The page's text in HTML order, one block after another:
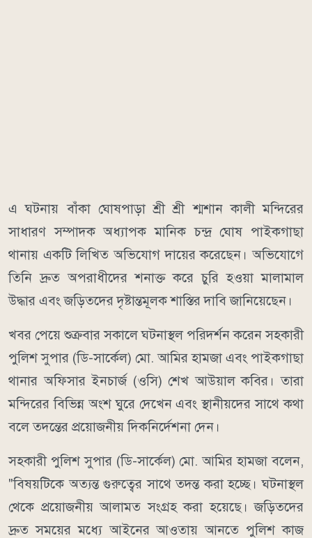
এ ঘটনায় বাঁকা ঘোষপাড়া শ্রী শ্রী শ্মশান কালী মন্দিরের
সাধারণ সম্পাদক অধ্যাপক মানিক চন্দ্র ঘোষ পাইকগাছা
থানায় একটি লিখিত অভিযোগ দায়ের করেছেন। অভিযোগে
তিনি দ্রুত অপরাধীদের শনাক্ত করে চুরি হওয়া মালামাল
উদ্ধার এবং জড়িতদের দৃষ্টান্তমূলক শাস্তির দাবি জানিয়েছেন।
খবর পেয়ে শুক্রবার সকালে ঘটনাস্থল পরিদর্শন করেন সহকারী
পুলিশ সুপার (ডি-সার্কেল) মো. আমির হামজা এবং পাইকগাছা
থানার অফিসার ইনচার্জ (ওসি) শেখ আউয়াল কবির। তারা
মন্দিরের বিভিন্ন অংশ ঘুরে দেখেন এবং স্থানীয়দের সাথে কথা
বলে তদন্তের প্রয়োজনীয় দিকনির্দেশনা দেন।
সহকারী পুলিশ সুপার (ডি-সার্কেল) মো. আমির হামজা বলেন,
"বিষয়টিকে অত্যন্ত গুরুত্বের সাথে তদন্ত করা হচ্ছে। ঘটনাস্থল
থেকে প্রয়োজনীয় আলামত সংগ্রহ করা হয়েছে। জড়িতদের
দ্রুত সময়ের মধ্যে আইনের আওতায় আনতে পুলিশ কাজ